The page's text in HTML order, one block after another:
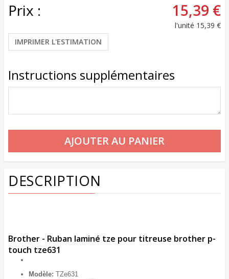
Prix : 15,39 €
l'unité 15,39 €
IMPRIMER L'ESTIMATION
Instructions supplémentaires
DESCRIPTION
Brother - Ruban laminé tze pour titreuse brother p-
touch tze631
Modèle: TZe631